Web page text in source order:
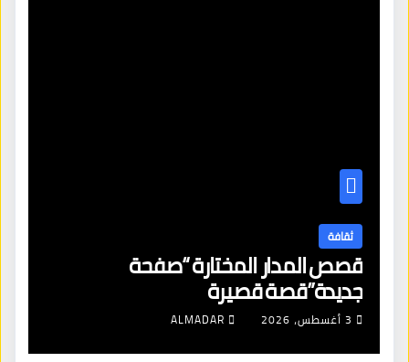
ثقافة
قصص المدار المختارة “صفحة
جديدة”قصة قصيرة
3 أغسطس، 2026 ALMADAR